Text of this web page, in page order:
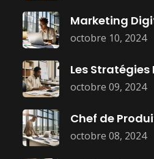
octobre 10, 2024
octobre 09, 2024
octobre 08, 2024
Chef de